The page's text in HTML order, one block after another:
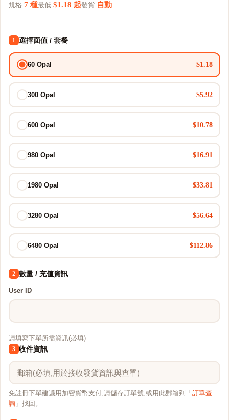
規格 7 種最低 $1.18 起發貨 自動
1 選擇面值 / 套餐
60 Opal $1.18
300 Opal $5.92
600 Opal $10.78
980 Opal $16.91
1980 Opal $33.81
3280 Opal $56.64
6480 Opal $112.86
2 數量 / 充值資訊
User ID
請填寫下單所需資訊(必填)
3 收件資訊
免註冊下單建議用加密貨幣支付;請儲存訂單號,或用此郵箱到「 訂單查
詢 」找回。